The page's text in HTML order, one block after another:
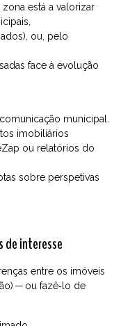
está a valorizar
ou, pelo
face à evolução
municipal.
imobiliários
ou relatórios do
sobre perspetivas
de interesse
entre os imóveis
— ou fazê‑lo de